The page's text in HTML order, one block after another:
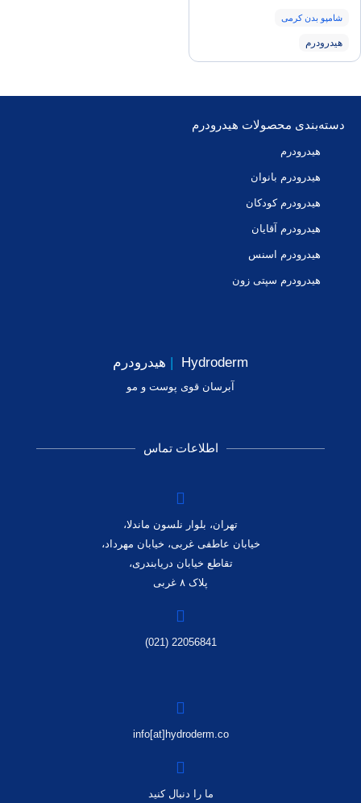
شامپو بدن کرمی
هیدرودرم
دسته‌بندی محصولات هیدرودرم
هیدرودرم
هیدرودرم بانوان
هیدرودرم کودکان
هیدرودرم آقایان
هیدرودرم اسنس
هیدرودرم سپتی زون
Hydroderm
| هیدرودرم
آبرسان قوی پوست و مو
اطلاعات تماس
تهران، بلوار نلسون ماندلا،
خیابان عاطفی غربی، خیابان مهرداد،
تقاطع خیابان دریابندری،
پلاک ۸ غربی
22056841 (021)
info[at]hydroderm.co
ما را دنبال کنید